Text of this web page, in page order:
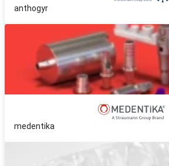
anthogyr
medentika